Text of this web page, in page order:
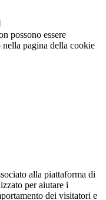
possono essere
pagina della cookie
alla piattaforma di
per aiutare i
dei visitatori e